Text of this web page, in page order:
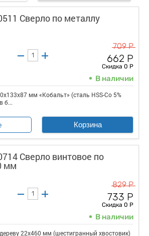
Сверло по металлу
709 Р
662 Р
Скидка 0 Р
В наличии
мм «Кобальт» (сталь HSS-Co 5%
б...
Корзина
Сверло винтовое по
мм
829 Р
733 Р
Скидка 0 Р
В наличии
22х460 мм (шестигранный хвостовик)